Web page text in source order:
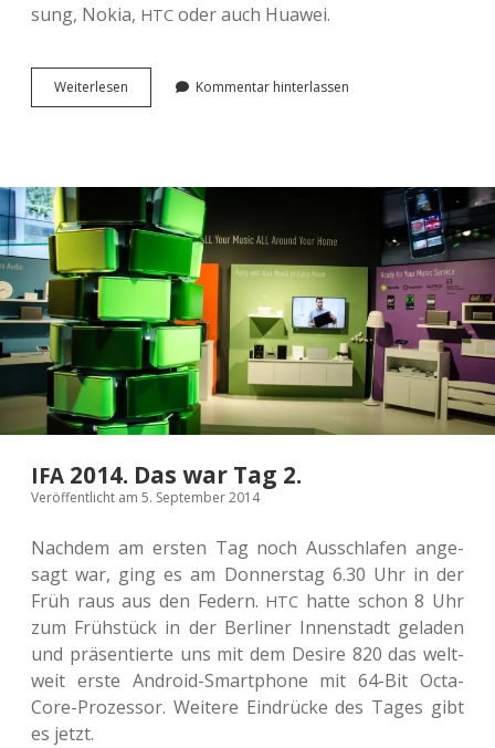
sung, Nokia, HTC oder auch Huawei.
Wei­ter­le­sen
class=“caps”>
Tag 3.
Kommentar hinterlassen
IFA 2014. Das war Tag 2.
Veröffentlicht am 5. September 2014
Nach­dem am ersten Tag noch Aus­schla­fen ange­
sagt war, ging es am Don­ners­tag 6.30 Uhr in der
Früh raus aus den Federn. HTC hatte schon 8 Uhr
zum Früh­stück in der Ber­li­ner Innen­stadt gela­den
und prä­sen­tier­te uns mit dem Desire 820 das welt­
weit erste Android-Smart­phone mit 64-Bit Octa-
Core-Pro­zes­sor. Wei­te­re Ein­drü­cke des Tages gibt
es jetzt.